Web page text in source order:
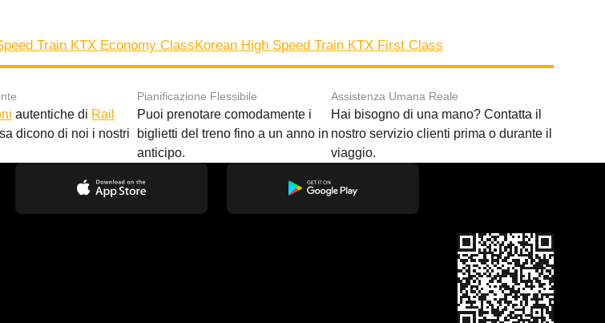
Train KTX Economy ClassKorean High Speed Train KTX First Class
autentiche di Rail
dicono di noi i nostri
Pianificazione Flessibile
Puoi prenotare comodamente i
biglietti del treno fino a un anno in
anticipo.
Assistenza Umana Reale
Hai bisogno di una mano? Contatta il
nostro servizio clienti prima o durante il
viaggio.